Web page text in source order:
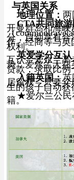
与英国关系
地理位置： 两
CTA共同旅
开曼群岛和海
（
分，自动享有合
作、经商等与
权利。
英爱学分互认
互认；爱尔兰
势；爱尔兰人
贷款，录取比例
入籍英国：英
居留权，只要
生的孩子自动获
★爱尔兰公民
籍。